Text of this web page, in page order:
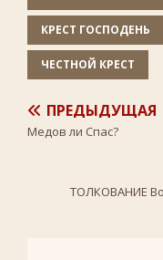
КРЕСТ ГОСПОДЕНЬ
ЧЕСТНОЙ КРЕСТ
ПРЕДЫДУЩАЯ
Медов ли Спас?
ТОЛКОВАНИЕ